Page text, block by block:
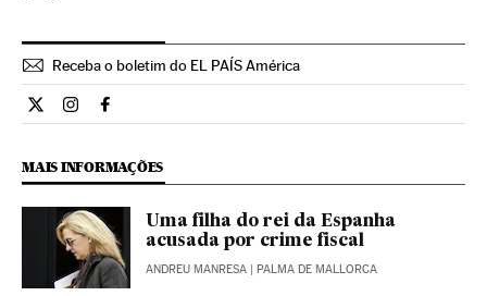
Receba o boletim do EL PAÍS América
Internacional El País Brasil en Twitter
Internacional El País Brasil en Instagram
Internacional El País Brasil en Facebook
MAIS INFORMAÇÕES
Uma filha do rei da Espanha
acusada por crime fiscal
ANDREU MANRESA | PALMA DE MALLORCA